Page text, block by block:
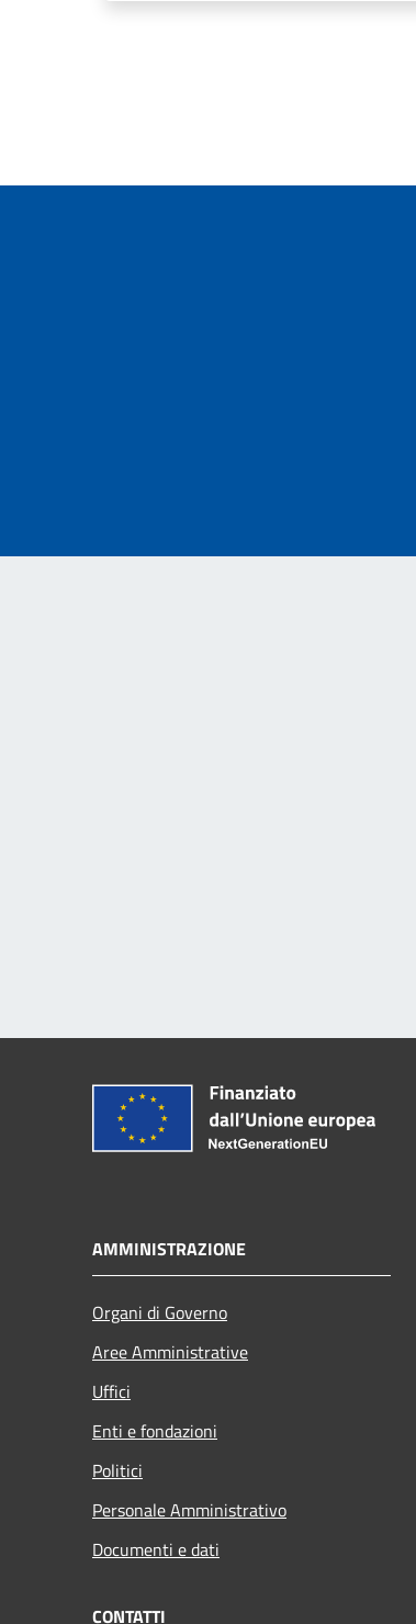
AMMINISTRAZIONE
Organi di Governo
Aree Amministrative
Uffici
Enti e fondazioni
Politici
Personale Amministrativo
Documenti e dati
CONTATTI